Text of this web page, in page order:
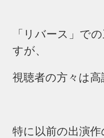
「リバース」で
すが、
視聴者の方々は
特に以前の出演